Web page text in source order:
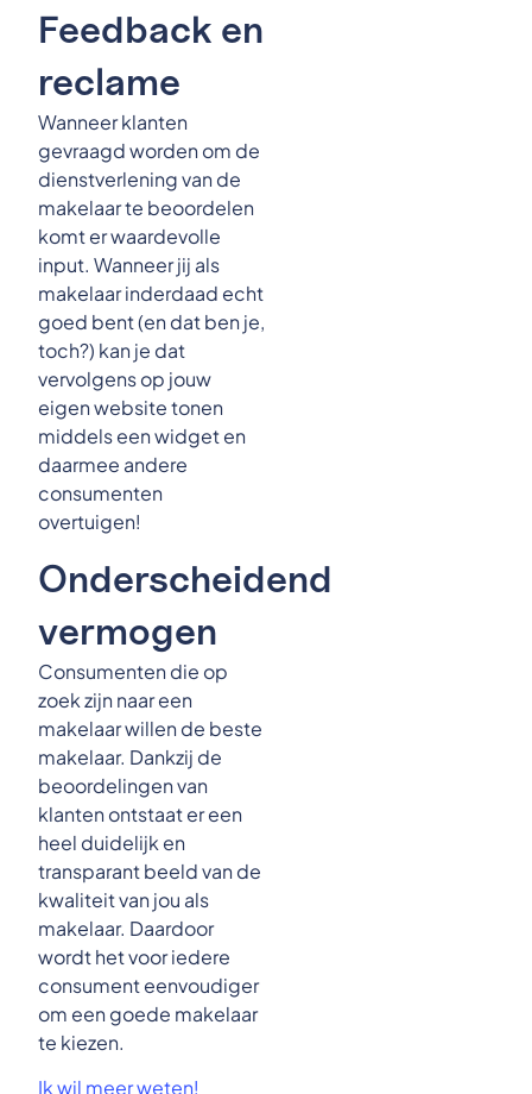
Feedback en
reclame
Wanneer klanten
gevraagd worden om de
dienstverlening van de
makelaar te beoordelen
komt er waardevolle
input. Wanneer jij als
makelaar inderdaad echt
goed bent (en dat ben je,
toch?) kan je dat
vervolgens op jouw
eigen website tonen
middels een widget en
daarmee andere
consumenten
overtuigen!
Onderscheidend
vermogen
Consumenten die op
zoek zijn naar een
makelaar willen de beste
makelaar. Dankzij de
beoordelingen van
klanten ontstaat er een
heel duidelijk en
transparant beeld van de
kwaliteit van jou als
makelaar. Daardoor
wordt het voor iedere
consument eenvoudiger
om een goede makelaar
te kiezen.
Ik wil meer weten!